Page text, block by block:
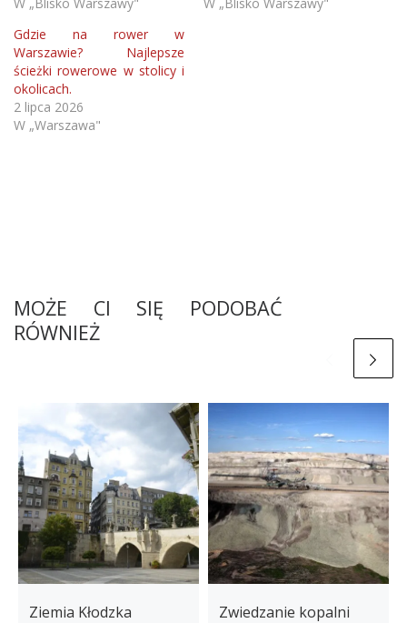
W „Blisko Warszawy"
W „Blisko Warszawy"
Gdzie na rower w
Warszawie? Najlepsze
ścieżki rowerowe w stolicy i
okolicach.
2 lipca 2026
W „Warszawa"
MOŻE CI SIĘ PODOBAĆ
RÓWNIEŻ
Ziemia Kłodzka
Zwiedzanie kopalni